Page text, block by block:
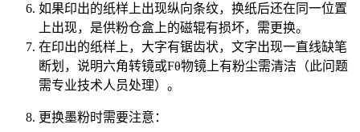
如果印出的纸样上出现纵向条纹，换纸后还在同一位置
上出现，是供粉仓盒上的磁辊有损坏，需更换。
在印出的纸样上，大字有锯齿状，文字出现一直线缺笔
断划，说明六角转镜或Fθ物镜上有粉尘需清洁（此问题
需专业技术人员处理）。
更换墨粉时需要注意：